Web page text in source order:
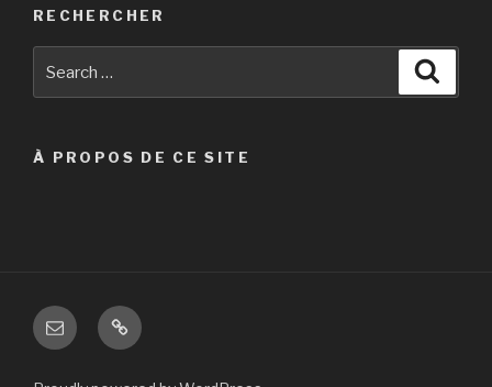
RECHERCHER
À PROPOS DE CE SITE